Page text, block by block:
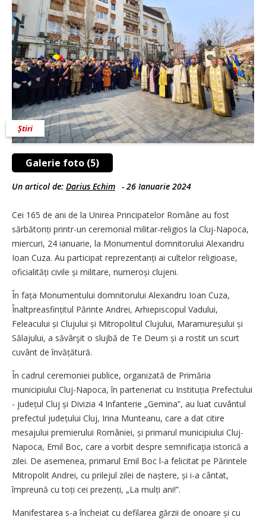
Galerie foto (5)
Știri
Un articol de: Darius Echim - 26 Ianuarie 2024
Cei 165 de ani de la Unirea Principatelor Române au fost
sărbătoriți printr-un ceremonial militar-religios la Cluj-Napoca,
miercuri, 24 ianuarie, la Monumentul domnitorului Alexandru
Ioan Cuza. Au participat reprezentanți ai cultelor religioase,
oficialități civile și militare, numeroși clujeni.
În fața Monumentului domnitorului Alexandru Ioan Cuza,
Înaltpreasfințitul Părinte Andrei, Arhiepiscopul Vadului,
Feleacului și Clujului și Mitropolitul Clujului, Maramureșului și
Sălajului, a săvârşit o slujbă de Te Deum și a rostit un scurt
cuvânt de învățătură.
În cadrul ceremoniei publice, organizată de Primăria
municipiului Cluj-Napoca, în parteneriat cu Instituția Prefectului
- județul Cluj și Divizia 4 Infanterie „Gemina”, au luat cuvântul
prefectul județului Cluj, Irina Munteanu, care a dat citire
mesajului premierului României, și primarul municipiului Cluj-
Napoca, Emil Boc, care a vorbit despre semnificaţia istorică a
zilei. De asemenea, primarul Emil Boc l-a felicitat pe Părintele
Mitropolit Andrei, cu prilejul zilei de naștere, și i-a cântat,
împreună cu toți cei prezenți, „La mulți ani!”.
Manifestarea s-a încheiat cu defilarea gărzii de onoare și cu